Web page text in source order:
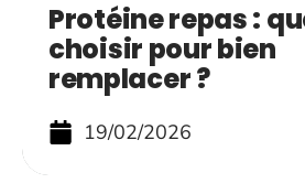
Protéine repas :
choisir pour bien
remplacer ?
19/02/2026